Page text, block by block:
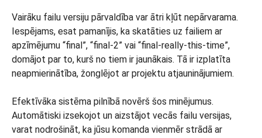
Vairāku failu versiju pārvaldība var ātri kļūt nepārvarama.
Iespējams, esat pamanījis, ka skatāties uz failiem ar
apzīmējumu “final”, “final-2” vai “final-really-this-time”,
domājot par to, kurš no tiem ir jaunākais. Tā ir izplatīta
neapmierinātība, žonglējot ar projektu atjauninājumiem.
Efektīvāka sistēma pilnībā novērš šos minējumus.
Automātiski izsekojot un aizstājot vecās failu versijas,
varat nodrošināt, ka jūsu komanda vienmēr strādā ar